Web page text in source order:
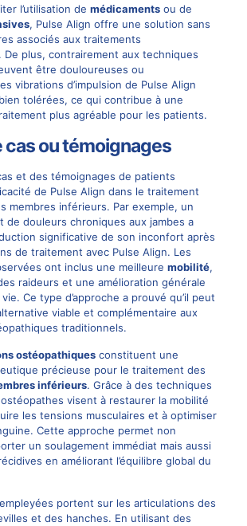
l’utilisation de médicamentsou de
, Pulse Align offre une solution sans
associés aux traitements
De plus, contrairement aux techniques
être douloureuses ou
vibrations d’impulsion de Pulse Align
tolérées, ce qui contribue à une
plus agréable pour les patients.
cas ou témoignages
et des témoignages de patients
de Pulse Align dans le traitement
membres inférieurs. Par exemple, un
de douleurs chroniques aux jambes a
significative de son inconfort après
de traitement avec Pulse Align. Les
ont inclus une meilleure mobilité,
raideurs et une amélioration générale
Ce type d’approche a prouvé qu’il peut
viable et complémentaire aux
traditionnels.
ostéopathiquesconstituent une
précieuse pour le traitement des
inférieurs. Grâce à des techniques
visent à restaurer la mobilité
les tensions musculaires et à optimiser
Cette approche permet non
un soulagement immédiat mais aussi
en améliorant l’équilibre global du
portent sur les articulations des
et des hanches. En utilisant des